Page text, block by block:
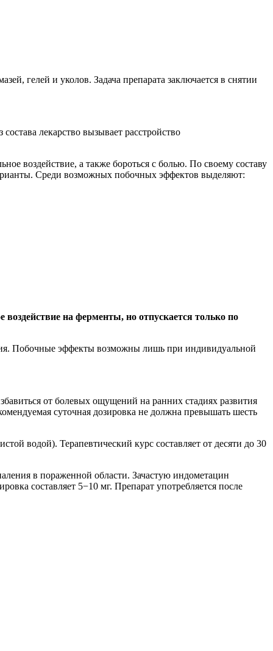
гелей и уколов. Задача препарата заключается в снятии
лекарство вызывает расстройство
воздействие, а также бороться с болью. По своему составу
Среди возможных побочных эффектов выделяют:
воздействие на ферменты, но отпускается только по
Побочные эффекты возможны лишь при индивидуальной
от болевых ощущений на ранних стадиях развития
суточная дозировка не должна превышать шесть
водой). Терапевтический курс составляет от десяти до 30
в пораженной области. Зачастую индометацин
составляет 5−10 мг. Препарат употребляется после